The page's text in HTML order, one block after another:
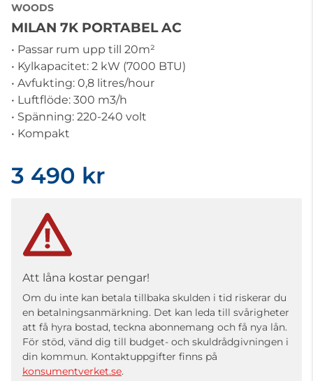
WOODS
MILAN 7K PORTABEL AC
• Passar rum upp till 20m²
• Kylkapacitet: 2 kW (7000 BTU)
• Avfukting: 0,8 litres/hour
• Luftflöde: 300 m3/h
• Spänning: 220-240 volt
• Kompakt
3 490 kr
Att låna kostar pengar!
Om du inte kan betala tillbaka skulden i tid riskerar du
en betalningsanmärkning. Det kan leda till svårigheter
att få hyra bostad, teckna abonnemang och få nya lån.
För stöd, vänd dig till budget- och skuldrådgivningen i
din kommun. Kontaktuppgifter finns på
konsumentverket.se.